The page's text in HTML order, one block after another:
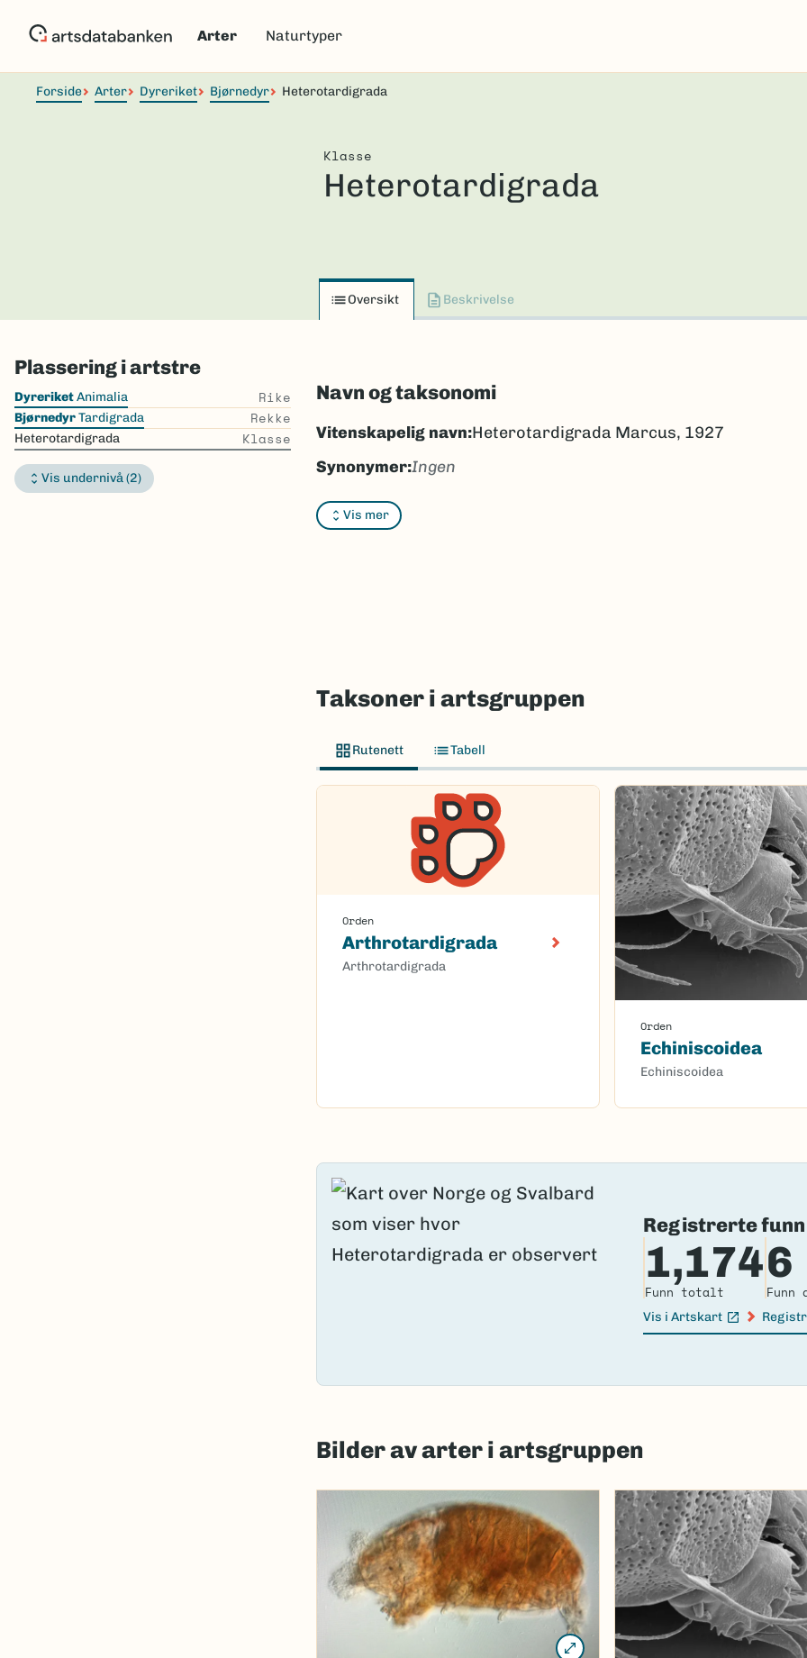
Arter Naturtyper
Forside Arter Dyreriket Bjørnedyr Heterotardigrada
Klasse
Heterotardigrada
Oversikt Beskrivelse
Plassering i artstre
Skip
the
list
DyreriketAnimalia Rike
BjørnedyrTardigrada Rekke
Heterotardigrada Klasse
Vis undernivå (2)
Navn og taksonomi
Vis mer
Vitenskapelig navn:Heterotardigrada Marcus, 1927
Synonymer:Ingen
Bokmål:Ingen
Nynorsk:Ingen
Taksoner i artsgruppen
Rutenett Tabell
Orden
Arthrotardigrada
Arthrotardigrada
Orden
Echiniscoidea
Echiniscoidea
Registrerte funn
1,174
Funn totalt
6
Funn
Vis i Artskart
(Ekstern lenke)
Bilder av arter i artsgruppen